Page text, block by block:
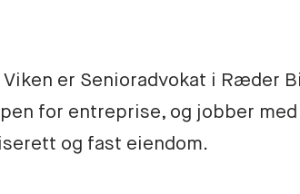
Viken er Senioradvokat i Ræder
for entreprise, og jobber
og fast eiendom.